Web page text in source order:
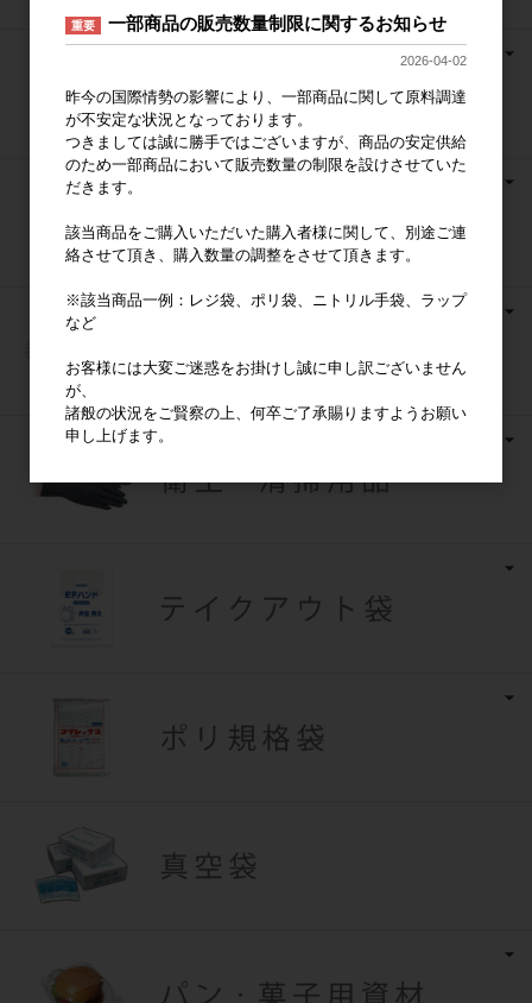
重要 一部商品の販売数量制限に関するお知らせ
2026-04-02
昨今の国際情勢の影響により、一部商品に関して原料調達
が不安定な状況となっております。
つきましては誠に勝手ではございますが、商品の安定供給
のため一部商品において販売数量の制限を設けさせていた
だきます。
該当商品をご購入いただいた購入者様に関して、別途ご連
絡させて頂き、購入数量の調整をさせて頂きます。
※該当商品一例：レジ袋、ポリ袋、ニトリル手袋、ラップ
など
お客様には大変ご迷惑をお掛けし誠に申し訳ございません
が、
諸般の状況をご賢察の上、何卒ご了承賜りますようお願い
申し上げます。